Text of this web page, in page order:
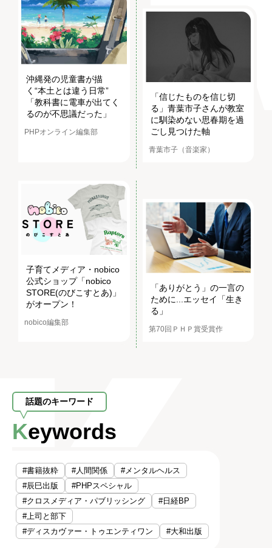
沖縄発の児童書が描
く“本土とは違う日常”
「教科書に電車が出てく
るのが不思議だった」
PHPオンライン編集部
「信じたものを信じ切
る」青葉市子さんが教室
に馴染めない思春期を過
ごし見つけた軸
青葉市子（音楽家）
子育てメディア・nobico
公式ショップ「nobico
STORE(のびこすとあ)」
がオープン！
nobico編集部
「ありがとう」の一言の
ために...エッセイ「生き
る」
第70回ＰＨＰ賞受賞作
話題のキーワード
Keywords
#書籍抜粋 #人間関係
#メンタルヘルス
#辰巳出版
#PHPスペシャル
#クロスメディア・パブリッシング
#日経BP
#上司と部下
#ディスカヴァー・トゥエンティワン
#大和出版